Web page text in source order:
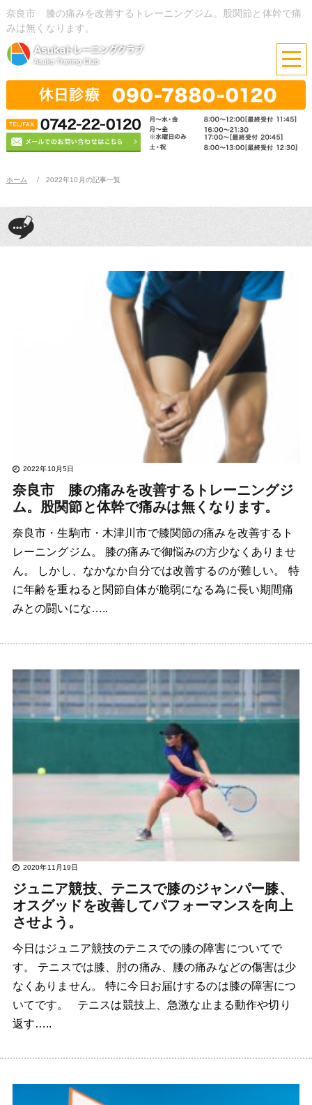
奈良市 膝の痛みを改善するトレーニングジム。股関節と体幹で痛
みは無くなります。
ホーム 2022年10月の記事一覧
2022年10月5日
奈良市 膝の痛みを改善するトレーニングジ
ム。股関節と体幹で痛みは無くなります。
奈良市・生駒市・木津川市で膝関節の痛みを改善するト
レーニングジム。 膝の痛みで御悩みの方少なくありませ
ん。 しかし、なかなか自分では改善するのが難しい。 特
に年齢を重ねると関節自体が脆弱になる為に長い期間痛
みとの闘いにな…..
2020年11月19日
ジュニア競技、テニスで膝のジャンパー膝、
オスグッドを改善してパフォーマンスを向上
させよう。
今日はジュニア競技のテニスでの膝の障害についてで
す。 テニスでは膝、肘の痛み、腰の痛みなどの傷害は少
なくありません。 特に今日お届けするのは膝の障害につ
いてです。 テニスは競技上、急激な止まる動作や切り
返す…..